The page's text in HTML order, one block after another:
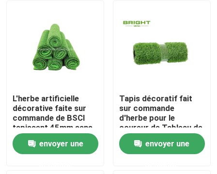
Contrôle de qualité
Nouvelles
Cas
L'herbe artificielle
décorative faite sur
commande de BSCI
tapissent 45mm sans
soutenir 100cm *
100cm envoyer une
Tapis décoratif fait
sur commande
d'herbe pour le
coureur de Tableau de
Tableau/herbe de Faux
2 * 45menvoyer une